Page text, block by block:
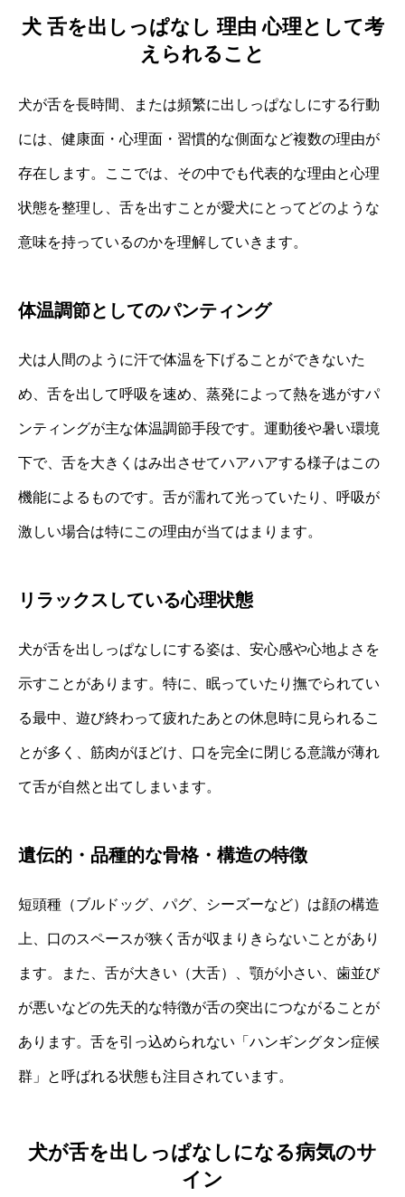
犬 舌を出しっぱなし 理由 心理として考
えられること
犬が舌を長時間、または頻繁に出しっぱなしにする行動
には、健康面・心理面・習慣的な側面など複数の理由が
存在します。ここでは、その中でも代表的な理由と心理
状態を整理し、舌を出すことが愛犬にとってどのような
意味を持っているのかを理解していきます。
体温調節としてのパンティング
犬は人間のように汗で体温を下げることができないた
め、舌を出して呼吸を速め、蒸発によって熱を逃がすパ
ンティングが主な体温調節手段です。運動後や暑い環境
下で、舌を大きくはみ出させてハアハアする様子はこの
機能によるものです。舌が濡れて光っていたり、呼吸が
激しい場合は特にこの理由が当てはまります。
リラックスしている心理状態
犬が舌を出しっぱなしにする姿は、安心感や心地よさを
示すことがあります。特に、眠っていたり撫でられてい
る最中、遊び終わって疲れたあとの休息時に見られるこ
とが多く、筋肉がほどけ、口を完全に閉じる意識が薄れ
て舌が自然と出てしまいます。
遺伝的・品種的な骨格・構造の特徴
短頭種（ブルドッグ、パグ、シーズーなど）は顔の構造
上、口のスペースが狭く舌が収まりきらないことがあり
ます。また、舌が大きい（大舌）、顎が小さい、歯並び
が悪いなどの先天的な特徴が舌の突出につながることが
あります。舌を引っ込められない「ハンギングタン症候
群」と呼ばれる状態も注目されています。
犬が舌を出しっぱなしになる病気のサ
イン